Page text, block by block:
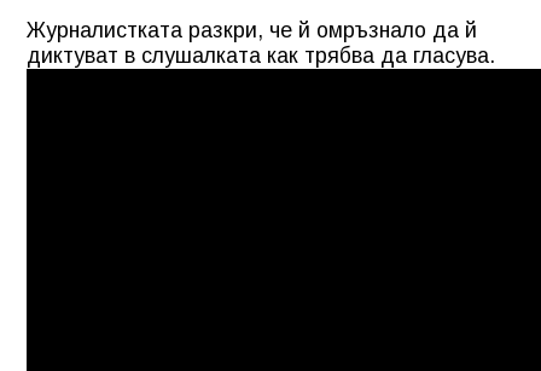
Журналистката разкри, че й омръзнало да й
диктуват в слушалката как трябва да гласува.